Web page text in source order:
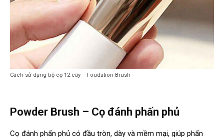
Cách sử dụng bộ cọ 12 cây – Foudation Brush
Powder Brush – Cọ đánh phấn phủ
Cọ đánh phấn phủ có đầu tròn, dày và mềm mại, giúp phấn